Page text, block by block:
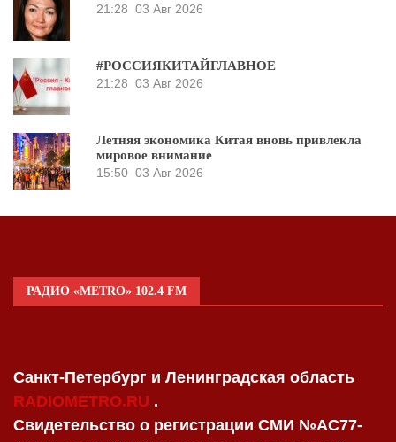
21:28 03 Авг 2026
#РОССИЯКИТАЙГЛАВНОЕ
21:28 03 Авг 2026
Летняя экономика Китая вновь привлекла
мировое внимание
15:50 03 Авг 2026
РАДИО «METRO» 102.4 FM
Санкт-Петербург и Ленинградская область
RADIOMETRO.RU .
Свидетельство о регистрации СМИ №AC77-